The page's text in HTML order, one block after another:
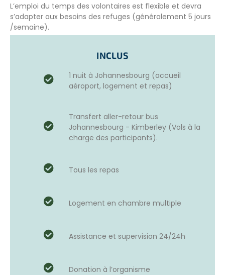
L’emploi du temps des volontaires est flexible et devra
s’adapter aux besoins des refuges (généralement 5 jours
/semaine).
4 ans. Nos conseillers vous feront des recommandations
personnalisées en fonction de l’âge de vos enfants, de la
OBJECTIFS
des animaux menacés par les exploitations agricoles
Apportez votre soutien à l’équipe locale pour le bon
des félins.
INCLUS
1 nuit à Johannesbourg (accueil
aéroport, logement et repas)
Transfert aller-retour bus
Johannesbourg - Kimberley (Vols à la
charge des participants).
Tous les repas
Logement en chambre multiple
Assistance et supervision 24/24h
Donation à l’organisme